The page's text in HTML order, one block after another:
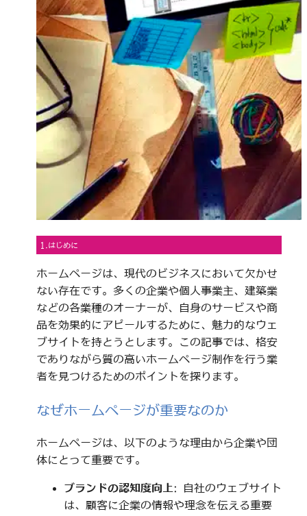
1.はじめに
ホームページは、現代のビジネスにおいて欠かせ
ない存在です。多くの企業や個人事業主、建築業
などの各業種のオーナーが、自身のサービスや商
品を効果的にアピールするために、魅力的なウェ
ブサイトを持とうとします。この記事では、格安
でありながら質の高いホームページ制作を行う業
者を見つけるためのポイントを探ります。
なぜホームページが重要なのか
ホームページは、以下のような理由から企業や団
体にとって重要です。
ブランドの認知度向上: 自社のウェブサイト
は、顧客に企業の情報や理念を伝える重要